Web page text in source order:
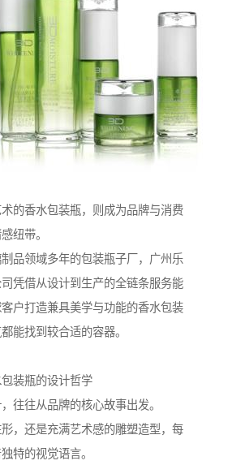
的香水包装瓶，则成为品牌与消费
纽带。
品领域多年的包装瓶子厂，广州乐
凭借从设计到生产的全链条服务能
户打造兼具美学与功能的香水包装
能找到较合适的容器。
装瓶的设计哲学
往往从品牌的核心故事出发。
，还是充满艺术感的雕塑造型，每
特的视觉语言。